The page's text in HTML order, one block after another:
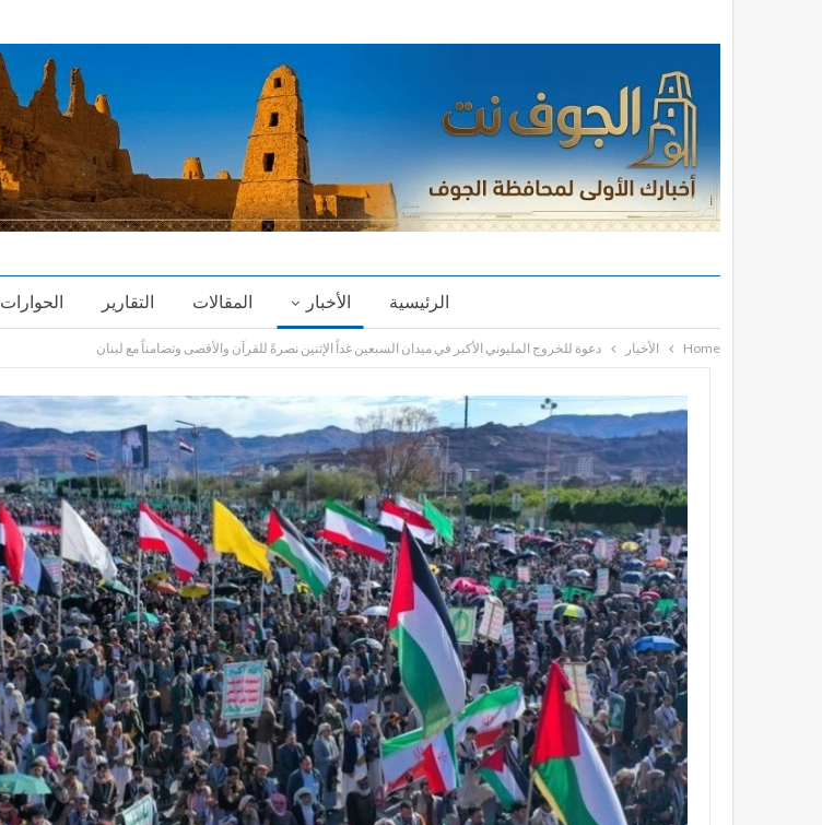
الرئيسية الأخبار المقالات التقارير الحوارات
Home الأخبار دعوة للخروج المليوني الأكبر في ميدان السبعين غداً الإثنين نصرةً للقرآن والأقصى وتضامناً مع لبنان